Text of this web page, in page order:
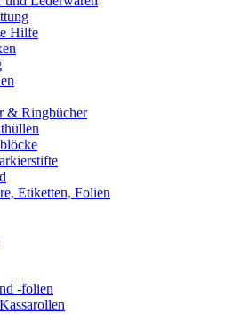
Hilfe
& Ringbücher
Etiketten, Folien
-folien